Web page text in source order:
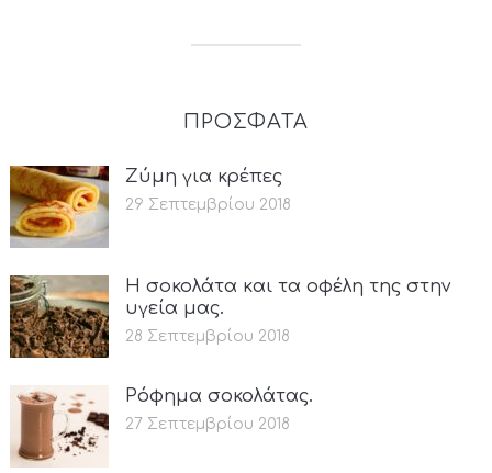
ΠΡΟΣΦΑΤΑ
Ζύμη για κρέπες
29 Σεπτεμβρίου 2018
Η σοκολάτα και τα οφέλη της στην
υγεία μας.
28 Σεπτεμβρίου 2018
Ρόφημα σοκολάτας.
27 Σεπτεμβρίου 2018